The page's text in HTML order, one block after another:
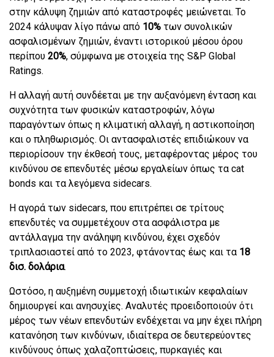
στην κάλυψη ζημιών από καταστροφές μειώνεται. Το
2024 κάλυψαν λίγο πάνω από 10% των συνολικών
ασφαλισμένων ζημιών, έναντι ιστορικού μέσου όρου
περίπου 20%, σύμφωνα με στοιχεία της S&P Global
Ratings.
Η αλλαγή αυτή συνδέεται με την αυξανόμενη ένταση και
συχνότητα των φυσικών καταστροφών, λόγω
παραγόντων όπως η κλιματική αλλαγή, η αστικοποίηση
και ο πληθωρισμός. Οι αντασφαλιστές επιδιώκουν να
περιορίσουν την έκθεσή τους, μεταφέροντας μέρος του
κινδύνου σε επενδυτές μέσω εργαλείων όπως τα cat
bonds και τα λεγόμενα sidecars.
Η αγορά των sidecars, που επιτρέπει σε τρίτους
επενδυτές να συμμετέχουν στα ασφάλιστρα με
αντάλλαγμα την ανάληψη κινδύνου, έχει σχεδόν
τριπλασιαστεί από το 2023, φτάνοντας έως και τα 18
δισ. δολάρια.
Ωστόσο, η αυξημένη συμμετοχή ιδιωτικών κεφαλαίων
δημιουργεί και ανησυχίες. Αναλυτές προειδοποιούν ότι
μέρος των νέων επενδυτών ενδέχεται να μην έχει πλήρη
κατανόηση των κινδύνων, ιδιαίτερα σε δευτερεύοντες
κινδύνους όπως χαλαζοπτώσεις, πυρκαγιές και